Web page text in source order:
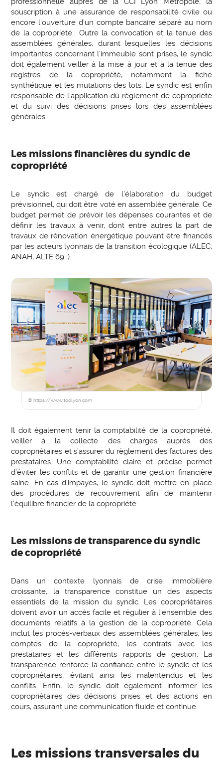
souscription à une assurance de responsabilité civile ou
encore l’ouverture d’un compte bancaire séparé au nom
de la copropriété… Outre la convocation et la tenue des
assemblées générales, durant lesquelles les décisions
importantes concernant l’immeuble sont prises, le syndic
doit également veiller à la mise à jour et à la tenue des
registres de la copropriété, notamment la fiche
synthétique et les mutations des lots. Le syndic est enfin
responsable de l’application du règlement de copropriété
et du suivi des décisions prises lors des assemblées
générales.
Les missions financières du syndic de
copropriété
Le syndic est chargé de l’élaboration du budget
prévisionnel, qui doit être voté en assemblée générale. Ce
budget permet de prévoir les dépenses courantes et de
définir les travaux à venir, dont entre autres la part de
travaux de rénovation énergétique pouvant être financés
par les acteurs lyonnais de la transition écologique (ALEC,
ANAH, ALTE 69…).
© https://www.toolyon.com
Il doit également tenir la comptabilité de la copropriété,
veiller à la collecte des charges auprès des
copropriétaires et s’assurer du règlement des factures des
prestataires. Une comptabilité claire et précise permet
d’éviter les conflits et de garantir une gestion financière
saine. En cas d’impayés, le syndic doit mettre en place
des procédures de recouvrement afin de maintenir
l’équilibre financier de la copropriété.
Les missions de transparence du syndic
de copropriété
Dans un contexte lyonnais de crise immobilière
croissante, la transparence constitue un des aspects
essentiels de la mission du syndic. Les copropriétaires
doivent avoir un accès facile et régulier à l’ensemble des
documents relatifs à la gestion de la copropriété. Cela
inclut les procès-verbaux des assemblées générales, les
comptes de la copropriété, les contrats avec les
prestataires et les différents rapports de gestion. La
transparence renforce la confiance entre le syndic et les
copropriétaires, évitant ainsi les malentendus et les
conflits. Enfin, le syndic doit également informer les
copropriétaires des décisions prises et des actions en
cours, assurant une communication fluide et continue.
Les missions transversales du